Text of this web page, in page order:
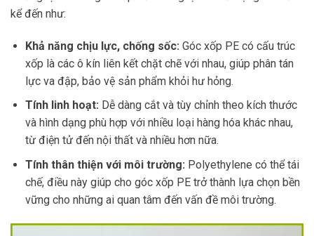
kể đến như:
Khả năng chịu lực, chống sốc: Góc xốp PE có cấu trúc
xốp là các ô kín liên kết chặt chẽ với nhau, giúp phân tán
lực va đập, bảo vệ sản phẩm khỏi hư hỏng.
Tính linh hoạt: Dễ dàng cắt và tùy chỉnh theo kích thước
và hình dạng phù hợp với nhiều loại hàng hóa khác nhau,
từ điện tử đến nội thất và nhiều hơn nữa.
Tính thân thiện với môi trường: Polyethylene có thể tái
chế, điều này giúp cho góc xốp PE trở thành lựa chọn bền
vững cho những ai quan tâm đến vấn đề môi trường.